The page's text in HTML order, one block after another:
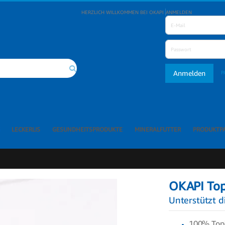
HERZLICH WILLKOMMEN BEI OKAPI ANMELDEN
Anmelden
LECKERLIS GESUNDHEITSPRODUKTE MINERALFUTTER
OKAPI
Unterstützt